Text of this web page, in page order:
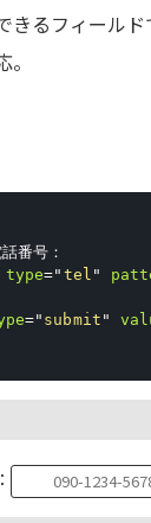
きるフィール
番号：
type=" tel "
=" submit "